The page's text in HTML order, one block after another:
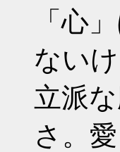
「心
ない
立派
さ。